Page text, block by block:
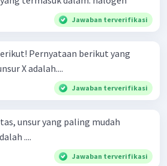
Jawaban terverifikasi
yang
X adalah....
Jawaban terverifikasi
unsur yang paling mudah
....
Jawaban terverifikasi